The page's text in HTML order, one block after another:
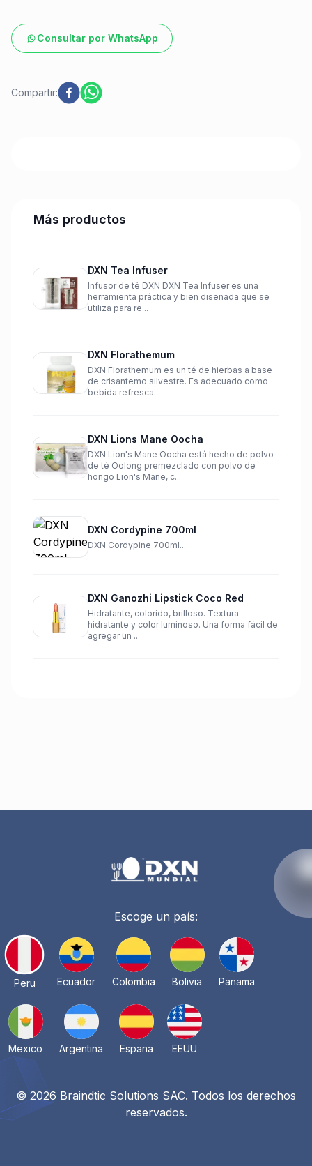
Consultar por WhatsApp
Compartir:
Más productos
DXN Tea Infuser
Infusor de té DXN DXN Tea Infuser es una
herramienta práctica y bien diseñada que se
utiliza para re...
DXN Florathemum
DXN Florathemum es un té de hierbas a base
de crisantemo silvestre. Es adecuado como
bebida refresca...
DXN Lions Mane Oocha
DXN Lion's Mane Oocha está hecho de polvo
de té Oolong premezclado con polvo de
hongo Lion's Mane, c...
DXN Cordypine 700ml
DXN Cordypine 700ml...
DXN Ganozhi Lipstick Coco Red
Hidratante, colorido, brilloso. Textura
hidratante y color luminoso. Una forma fácil de
agregar un ...
Escoge un país:
Peru Ecuador Colombia Bolivia Panama
Mexico Argentina Espana EEUU
© 2026 Braindtic Solutions SAC. Todos los derechos
reservados.